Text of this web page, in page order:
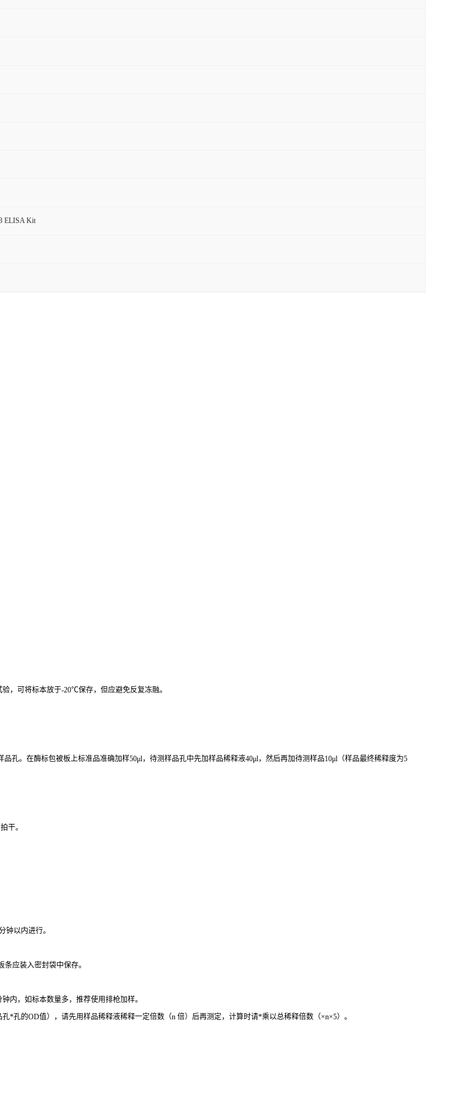
ELISA Kit
验，可将标本放于-20℃保存，但应避免反复冻融。
品孔。在酶标包被板上标准品准确加样50μl，待测样品孔中先加样品稀释液40μl，然后再加待测样品10μl （样品最终稀释度为5
干。
钟以内进行。
应装入密封袋中保存。
钟内，如标本数量多，推荐使用排枪加样。
孔*孔的OD值），请先用样品稀释液稀释一定倍数（n 倍）后再测定，计算时请*乘以总稀释倍数（×n×5）。